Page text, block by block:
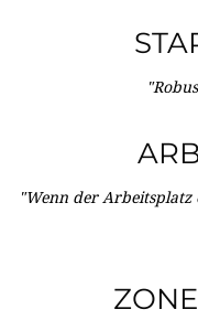
"Wenn der Arbeitsplatz